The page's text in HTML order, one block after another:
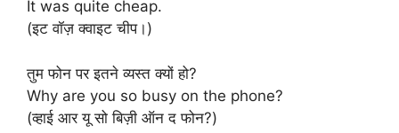
It was quite cheap.
(इट वॉज़ क्वाइट चीप।)
तुम फोन पर इतने व्यस्त क्यों हो?
Why are you so busy on the phone?
(व्हाई आर यू सो बिज़ी ऑन द फोन?)